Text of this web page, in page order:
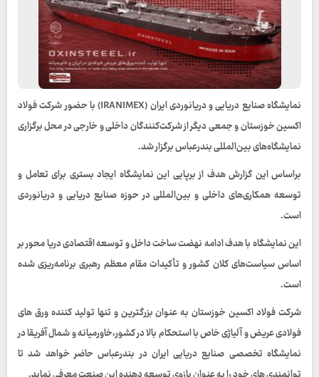
نمایشگاه صنایع دریایی و دریانوردی ایران (IRANIMEX) با حضور شرکت فولاد
اکسین خوزستان و جمعی دیگر از شرکت‌کنندگان داخلی و خارجی در محل برگزاری
نمایشگاه‌های بین‌المللی بندرعباس برگزار شد.
براساس این گزارش هدف از برپایی این نمایشگاه ایجاد بستری برای تعامل و
توسعه همکاری‌های داخلی و بین‌المللی در حوزه صنایع دریایی و دریانوردی
است.
این نمایشگاه با هدف ادامه نهضت ساخت داخل و توسعه اقتصادی دریا محور بر
اساس سیاست‌های کلان کشور و تأکیدات مقام معظم رهبری برنامه‌ریزی شده
است.
شرکت فولاد اکسین خوزستان به عنوان بزرگترین و تنها تولید کننده ورق های
فولادی عریض و آلیاژی خاص با استحکام بالا در کشور،خاورمیانه و شمال آفریقا در
نمایشگاه تخصصی صنایع دریایی ایران در بندرعباس حاضر خواهد شد تا